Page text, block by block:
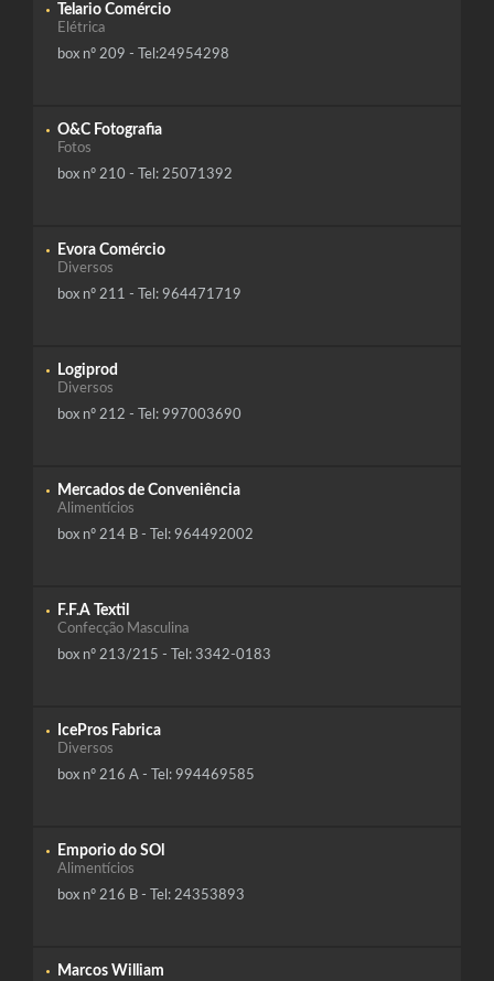
Telario Comércio
Elétrica
box nº 209 - Tel:24954298
O&C Fotografia
Fotos
box nº 210 - Tel: 25071392
Evora Comércio
Diversos
box nº 211 - Tel: 964471719
Logiprod
Diversos
box nº 212 - Tel: 997003690
Mercados de Conveniência
Alimentícios
box nº 214 B - Tel: 964492002
F.F.A Textil
Confecção Masculina
box nº 213/215 - Tel: 3342-0183
IcePros Fabrica
Diversos
box nº 216 A - Tel: 994469585
Emporio do SOl
Alimentícios
box nº 216 B - Tel: 24353893
Marcos William